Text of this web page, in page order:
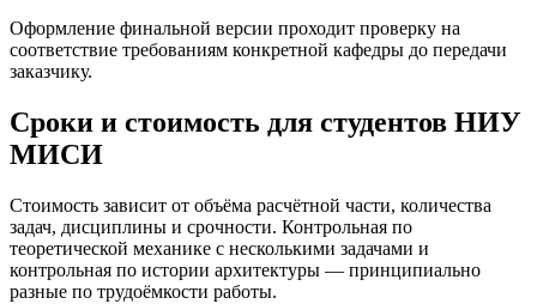
Оформление финальной версии проходит проверку на
соответствие требованиям конкретной кафедры до передачи
заказчику.
Сроки и стоимость для студентов НИУ
МИСИ
Стоимость зависит от объёма расчётной части, количества
задач, дисциплины и срочности. Контрольная по
теоретической механике с несколькими задачами и
контрольная по истории архитектуры — принципиально
разные по трудоёмкости работы.